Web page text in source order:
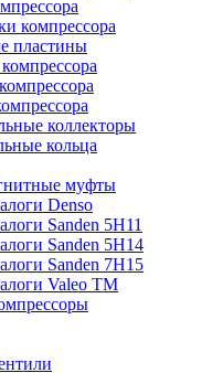
компрессора
пластины
коллекторы
кольца
муфты
Denso
Sanden 5H11
Sanden 5H14
Sanden 7H15
Valeo ТМ